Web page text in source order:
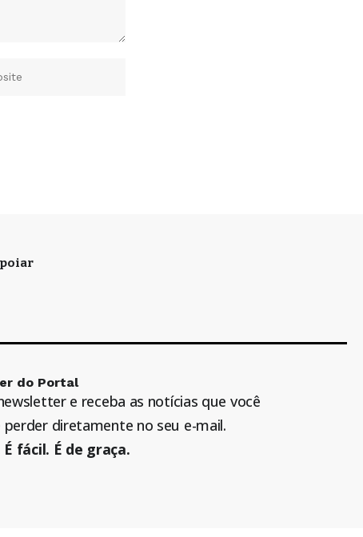
do Portal
e receba as notícias que você
perder diretamente no seu e-mail.
fácil. É de graça.